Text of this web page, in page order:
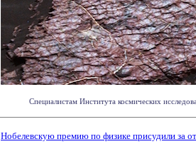
Специалистам Института космических
Нобелевскую премию по физике присудили за